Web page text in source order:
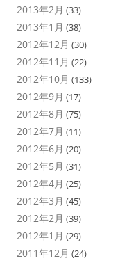
2013年2月 (33)
2013年1月 (38)
2012年12月 (30)
2012年11月 (22)
2012年10月 (133)
2012年9月 (17)
2012年8月 (75)
2012年7月 (11)
2012年6月 (20)
2012年5月 (31)
2012年4月 (25)
2012年3月 (45)
2012年2月 (39)
2012年1月 (29)
2011年12月 (24)